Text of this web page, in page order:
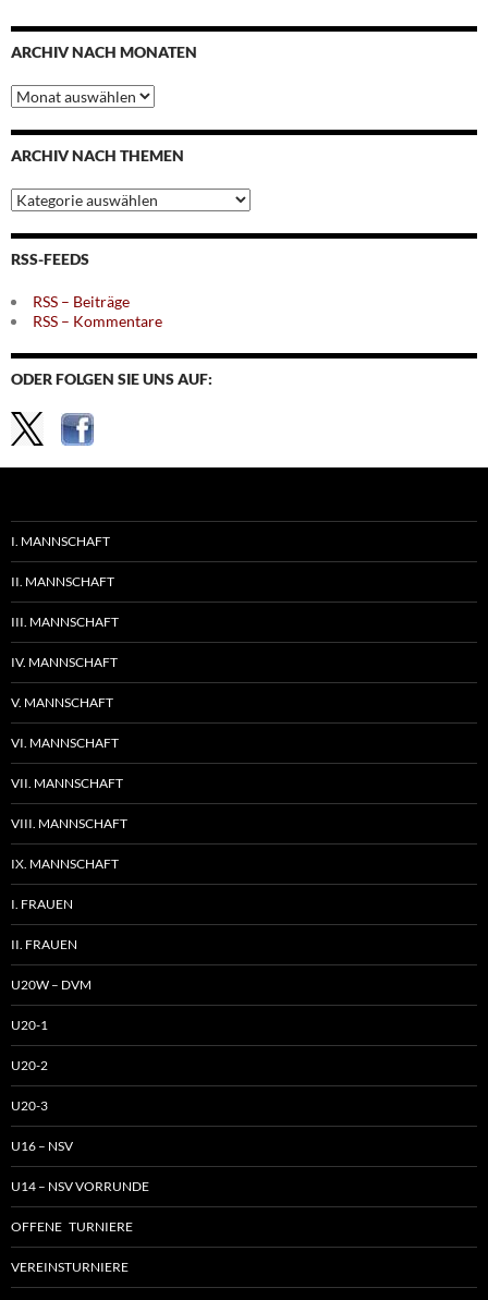
ARCHIV NACH MONATEN
Archiv
nach
Monaten
ARCHIV NACH THEMEN
Archiv
nach
Themen
RSS-FEEDS
RSS – Beiträge
RSS – Kommentare
ODER FOLGEN SIE UNS AUF:
I. MANNSCHAFT
II. MANNSCHAFT
III. MANNSCHAFT
IV. MANNSCHAFT
V. MANNSCHAFT
VI. MANNSCHAFT
VII. MANNSCHAFT
VIII. MANNSCHAFT
IX. MANNSCHAFT
I. FRAUEN
II. FRAUEN
U20W – DVM
U20-1
U20-2
U20-3
U16 – NSV
U14 – NSV VORRUNDE
OFFENE TURNIERE
VEREINSTURNIERE